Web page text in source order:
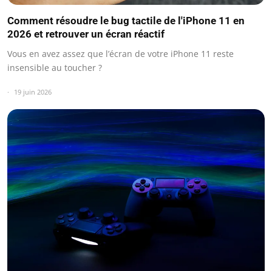
Comment résoudre le bug tactile de l'iPhone 11 en
2026 et retrouver un écran réactif
Vous en avez assez que l’écran de votre iPhone 11 reste
insensible au toucher ?
19 juin 2026